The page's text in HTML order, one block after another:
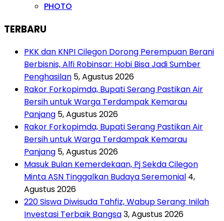
PHOTO
TERBARU
PKK dan KNPI Cilegon Dorong Perempuan Berani
Berbisnis, Alfi Robinsar: Hobi Bisa Jadi Sumber
Penghasilan 5, Agustus 2026
Rakor Forkopimda, Bupati Serang Pastikan Air
Bersih untuk Warga Terdampak Kemarau
Panjang 5, Agustus 2026
Rakor Forkopimda, Bupati Serang Pastikan Air
Bersih untuk Warga Terdampak Kemarau
Panjang 5, Agustus 2026
Masuk Bulan Kemerdekaan, Pj Sekda Cilegon
Minta ASN Tinggalkan Budaya Seremonial 4,
Agustus 2026
220 Siswa Diwisuda Tahfiz, Wabup Serang: Inilah
Investasi Terbaik Bangsa3, Agustus 2026